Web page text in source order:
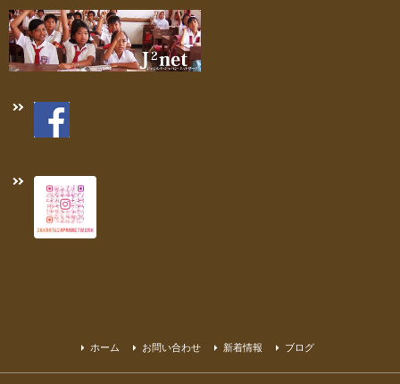
ホーム お問い合わせ 新着情報 ブログ